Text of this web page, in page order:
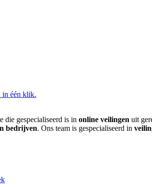
die gespecialiseerd is in online veilingen uit
bedrijven. Ons team is gespecialiseerd in